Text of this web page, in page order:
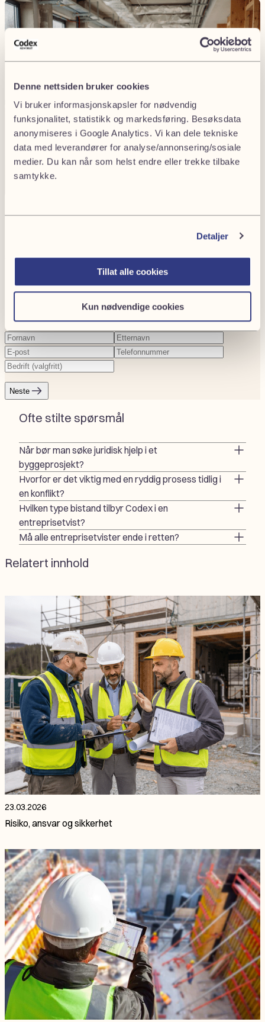
Denne nettsiden bruker cookies
Vi bruker informasjonskapsler for nødvendig
funksjonalitet, statistikk og markedsføring. Besøksdata
anonymiseres i Google Analytics. Vi kan dele tekniske
data med leverandører for analyse/annonsering/sosiale
medier. Du kan når som helst endre eller trekke tilbake
samtykke.
Detaljer
Tillat alle cookies
Kun nødvendige cookies
Send oss en henvendelse
Har du behov for juridisk bistand? Fyll ut skjemaet under og
send inn, så tar vi kontakt.
Fornavn
Etternavn
E-
post(Påkrevd)
Telefonnummer
Firmanavn
Neste
Ofte stilte spørsmål
Når bør man søke juridisk hjelp i et
byggeprosjekt?
Hvorfor er det viktig med en ryddig prosess tidlig i
en konflikt?
Hvilken type bistand tilbyr Codex i en
entreprisetvist?
Må alle entreprisetvister ende i retten?
Relatert innhold
23.03.2026
Risiko, ansvar og sikkerhet